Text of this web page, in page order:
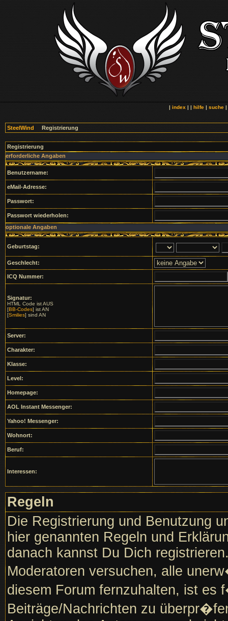
|index | |hilfe |suche
SteelWind Registrierung
Registrierung
erforderliche Angaben
Benutzername:
eMail-Adresse:
Passwort:
Passwort wiederholen:
optionale Angaben
Geburtstag:
Geschlecht:
ICQ Nummer:
Signatur:
HTML Code ist AUS
[BB-Codes] ist AN
[Smilies] sind AN
Server:
Charakter:
Klasse:
Level:
Homepage:
AOL Instant Messenger:
Yahoo! Messenger:
Wohnort:
Beruf:
Interessen:
Regeln
Die Registrierung und Benutzung
hier genannten Regeln und
danach kannst Du Dich
Moderatoren versuchen, alle
diesem Forum fernzuhalten, ist es
Beiträge/Nachrichten zu